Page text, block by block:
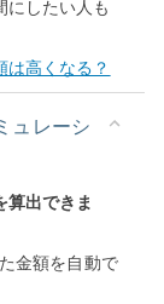
にしたい人も
は高くなる？
ュレーシ
出できま
金額を自動で